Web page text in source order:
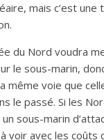
mais c’est une
du Nord voudra
le sous-marin,
même voie que
le passé. Si les
sous-marin
voir avec les coûts